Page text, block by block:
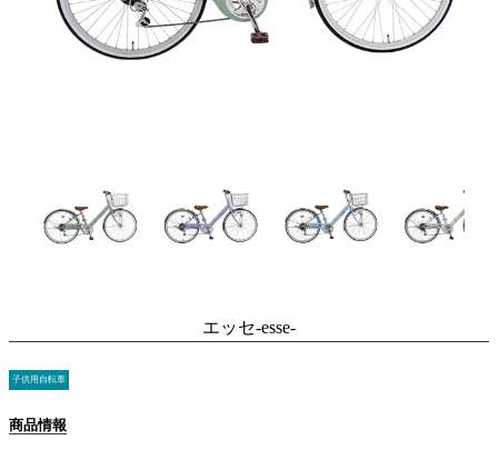
エッセ-esse-
子供用自転車
商品情報